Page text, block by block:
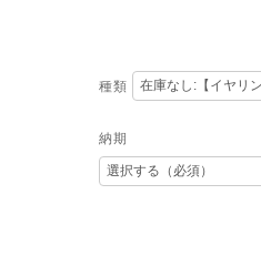
種類
納期